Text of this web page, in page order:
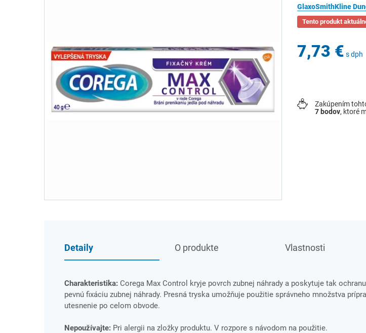
GlaxoSmithKline
Tento produkt
7,73 € s dph
Zakúpením
7 bodov, ktoré
Detaily O produkte Vlastnosti
Charakteristika: Corega Max Control kryje povrch zubnej náhrady a poskytuje tak
pevnú fixáciu zubnej náhrady. Presná tryska umožňuje použitie správneho množstva
utesnenie po celom obvode.
Nepoužívajte: Pri alergii na zložky produktu. V rozpore s návodom na použitie.